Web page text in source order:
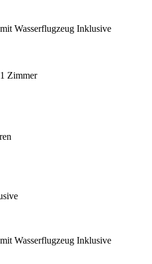
Wasserflugzeug Inklusive
Zimmer
Wasserflugzeug Inklusive